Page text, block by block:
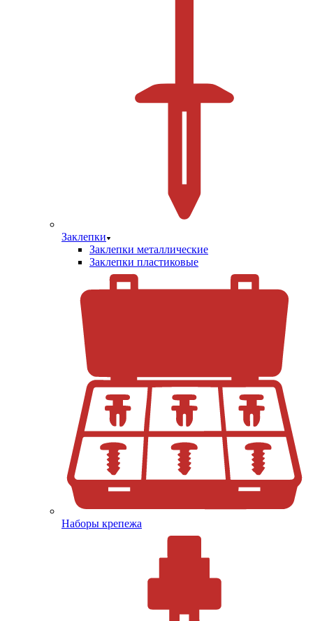
Заклепки
Заклепки металлические
Заклепки пластиковые
Наборы крепежа